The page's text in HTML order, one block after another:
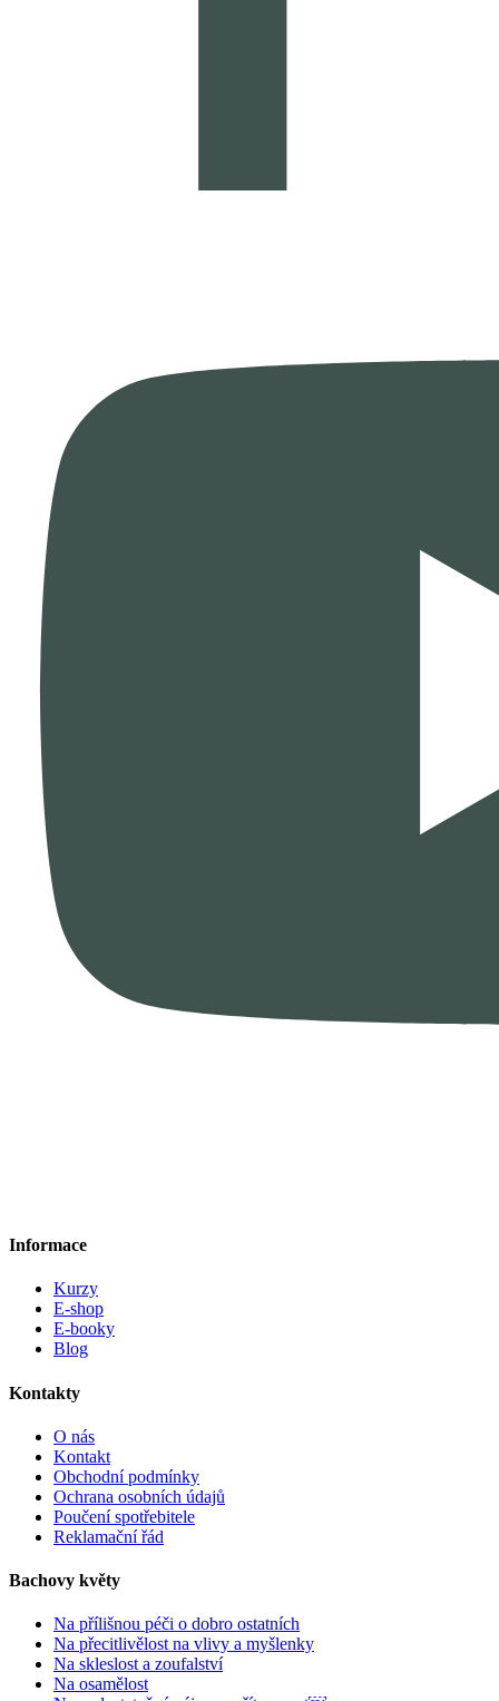
Informace
Kurzy
E-shop
E-booky
Blog
Kontakty
O nás
Kontakt
Obchodní podmínky
Ochrana osobních údajů
Poučení spotřebitele
Reklamační řád
Bachovy květy
Na přílišnou péči o dobro ostatních
Na přecitlivělost na vlivy a myšlenky
Na skleslost a zoufalství
Na osamělost